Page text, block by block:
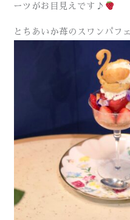
ーツがお目見えです♪
とちあいか苺のスワンパフェ